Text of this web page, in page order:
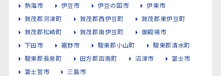
熱海市
伊豆市 伊豆の国市
伊東市
賀茂郡河津町
賀茂郡西伊豆町
賀茂郡東伊豆町
賀茂郡松崎町
賀茂郡南伊豆町
御殿場市
下田市
裾野市 駿東郡小山町
駿東郡清水町
駿東郡長泉町
田方郡函南町 沼津市
富士市
富士宮市
三島市